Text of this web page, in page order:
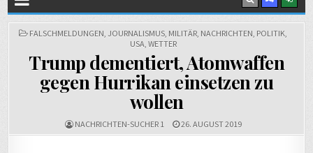
POSTED
FALSCHMELDUNGEN, JOURNALISMUS, MILITÄR, NACHRICHTEN, POLITIK,
USA, WETTER
Trump dementiert, Atomwaffen
gegen Hurrikan einsetzen zu
wollen
NACHRICHTEN-SUCHER 1 26. AUGUST 2019